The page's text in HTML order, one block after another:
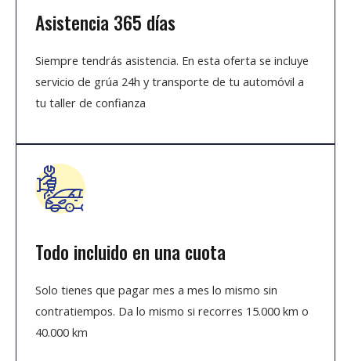
Asistencia 365 días
Siempre tendrás asistencia. En esta oferta se incluye
servicio de grúa 24h y transporte de tu automóvil a
tu taller de confianza
Todo incluido en una cuota
Solo tienes que pagar mes a mes lo mismo sin
contratiempos. Da lo mismo si recorres 15.000 km o
40.000 km